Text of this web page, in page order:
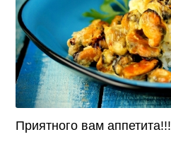
Приятного вам аппетита!!!